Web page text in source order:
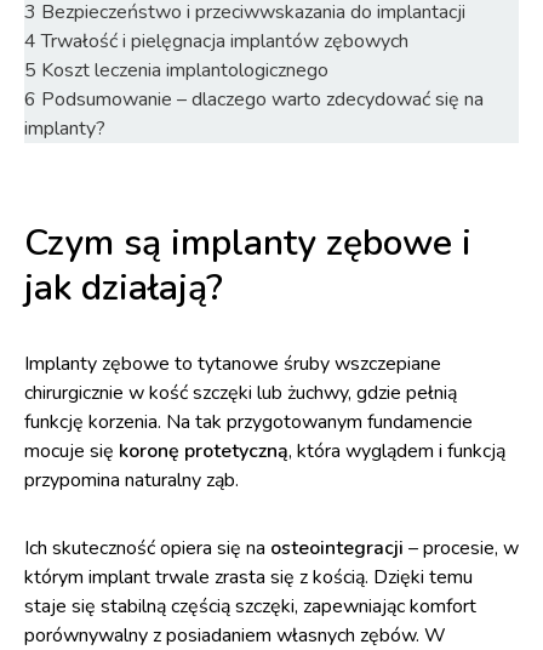
3 Bezpieczeństwo i przeciwwskazania do implantacji
4 Trwałość i pielęgnacja implantów zębowych
5 Koszt leczenia implantologicznego
6 Podsumowanie – dlaczego warto zdecydować się na
implanty?
Czym są implanty zębowe i
jak działają?
Implanty zębowe to tytanowe śruby wszczepiane
chirurgicznie w kość szczęki lub żuchwy, gdzie pełnią
funkcję korzenia. Na tak przygotowanym fundamencie
mocuje się koronę protetyczną, która wyglądem i funkcją
przypomina naturalny ząb.
Ich skuteczność opiera się na osteointegracji – procesie, w
którym implant trwale zrasta się z kością. Dzięki temu
staje się stabilną częścią szczęki, zapewniając komfort
porównywalny z posiadaniem własnych zębów. W